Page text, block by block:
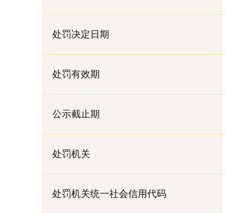
处罚决定日期
处罚有效期
公示截止期
处罚机关
处罚机关统一社会信用代码